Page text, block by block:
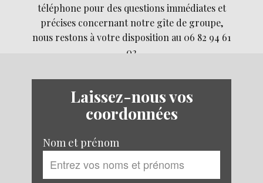
téléphon​e pour des questions immédiates et
précises concernant notre gîte de groupe,
nous restons à votre disposition au 06 82 94 61
02
Laissez-nous vos
coordonnées
Nom et prénom